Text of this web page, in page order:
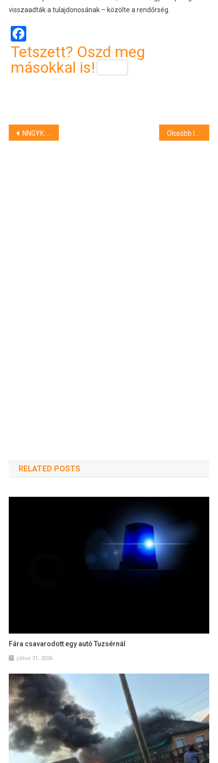
visszaadták a tulajdonosának – közölte a rendőrség.
Facebook
Tetszett? Oszd meg
másokkal is!
Bejegyzés
NNGYK: Magyarországon is kimutatták a koronavírus új, Nimbus variánsát Olcsóbb lesz a benzin és a gázolaj is
RELATED POSTS
Fára csavarodott egy autó Tuzsérnál
július 31, 2026